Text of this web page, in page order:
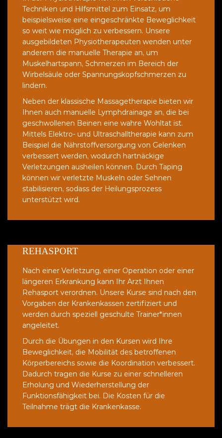
Techniken und Hilfsmittel zum Einsatz, um
beispielsweise eine eingeschränkte Beweglichkeit
so weit wie möglich zu verbessern. Unsere
ausgebildeten Physiotherapeuten wenden unter
anderem die manuelle Therapie an, um
Muskelhartspann, Schmerzen im Bereich der
Wirbelsäule oder Spannungskopfschmerzen zu
lindern.
Neben der klassische Massagetherapie bieten wir
Ihnen auch manuelle Lymphdrainage an, die bei
geschwollenen Beinen eine wahre Wohltat ist.
Mittels Elektro- und Ultraschalltherapie kann zum
Beispiel die Nährstoffversorgung von Gelenken
verbessert werden, wodurch hartnäckige
Verletzungen ausheilen können. Durch Taping
können wir verletzte Muskeln oder Sehnen
stabilisieren, sodass der Heilungsprozess
unterstützt wird.
REHASPORT
Nach einer Verletzung, einer Operation oder einer
längeren Erkrankung kann Ihr Arzt Ihnen
Rehasport verordnen. Unsere Kurse sind nach den
Vorgaben der Krankenkassen zertifiziert und
werden durch speziell geschulte Trainer*innen
angeleitet.
Durch die Übungen in den Kursen wird Ihre
Beweglichkeit, die Mobilität des betroffenen
Körperbereichs sowie die Koordination verbessert.
Dadurch tragen die Kurse zu einer schnelleren
Erholung und Wiederherstellung der
Funktionsfähigkeit bei. Die Kosten für die
Teilnahme trägt die Krankenkasse.